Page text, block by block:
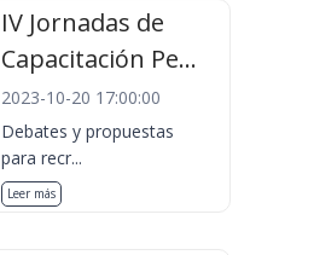
IV Jornadas de
Capacitación Pe...
2023-10-20 17:00:00
Debates y propuestas
para recr...
Leer más